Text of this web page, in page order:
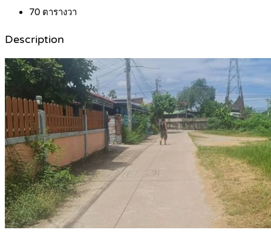
70 ตารางวา
Description